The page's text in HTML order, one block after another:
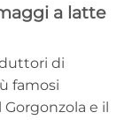
a latte
di
famosi
e il